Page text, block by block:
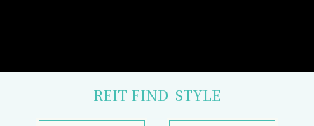
REIT FIND STYLE